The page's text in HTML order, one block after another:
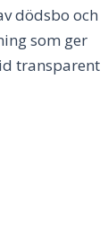
dödsbo och
som ger
transparent